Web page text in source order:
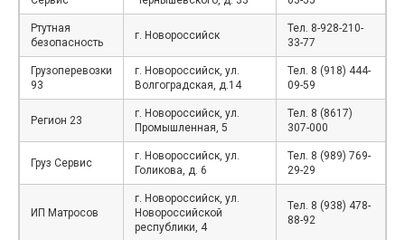
Ртутная
безопасность
г. Новороссийск
Тел. 8-928-210-
33-77
Грузоперевозки
93
г. Новороссийск, ул.
Волгоградская, д.14
Тел. 8 (918) 444-
09-59
Регион 23
г. Новороссийск, ул.
Промышленная, 5
Тел. 8 (8617)
307-000
Груз Сервис
г. Новороссийск, ул.
Голикова, д. 6
Тел. 8 (989) 769-
29-29
ИП Матросов
г. Новороссийск, ул.
Новороссийской
республики, 4
Тел. 8 (938) 478-
88-92